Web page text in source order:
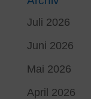
Juli 2026
Juni 2026
Mai 2026
April 2026